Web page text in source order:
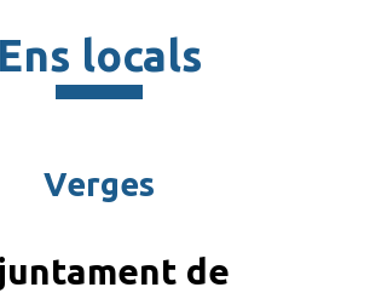
Ens locals
Verges
de